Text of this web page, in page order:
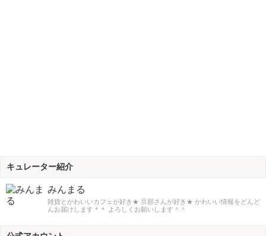
キュレーター紹介
みんまる
雑貨とかわいいカフェが好き★ 旦那さんが好き★ かわいい情報をどんど
んお届けします＊＊ よろしくお願いします＾＾